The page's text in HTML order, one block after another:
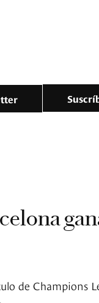
de Champions